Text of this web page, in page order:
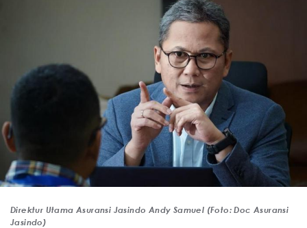
Direktur Utama Asuransi Jasindo Andy Samuel (Foto: Doc Asuransi
Jasindo)